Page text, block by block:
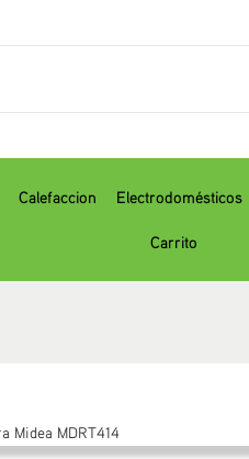
Calefaccion Electrodomésticos
Carrito